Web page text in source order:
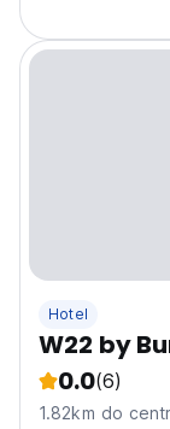
Hotel
W22 by
0.0(6)
1.82km do